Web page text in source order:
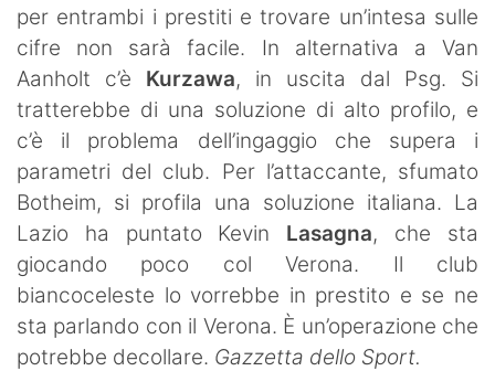
per entrambi i prestiti e trovare un’intesa sulle
cifre non sarà facile. In alternativa a Van
Aanholt c’è Kurzawa, in uscita dal Psg. Si
tratterebbe di una soluzione di alto profilo, e
c’è il problema dell’ingaggio che supera i
parametri del club. Per l’attaccante, sfumato
Botheim, si profila una soluzione italiana. La
Lazio ha puntato Kevin Lasagna, che sta
giocando poco col Verona. Il club
biancoceleste lo vorrebbe in prestito e se ne
sta parlando con il Verona. È un’operazione che
potrebbe decollare. Gazzetta dello Sport.